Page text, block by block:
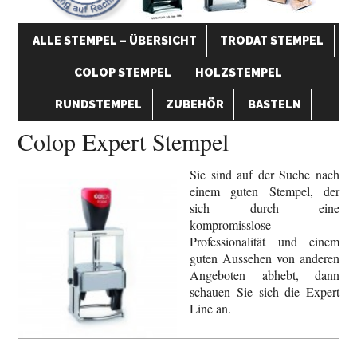
ALLE STEMPEL – ÜBERSICHT TRODAT STEMPEL
COLOP STEMPEL HOLZSTEMPEL
RUNDSTEMPEL ZUBEHÖR BASTELN
Colop Expert Stempel
Sie sind auf der Suche nach
einem guten Stempel, der
sich durch eine
kompromisslose
Professionalität und einem
guten Aussehen von anderen
Angeboten abhebt, dann
schauen Sie sich die Expert
Line an.